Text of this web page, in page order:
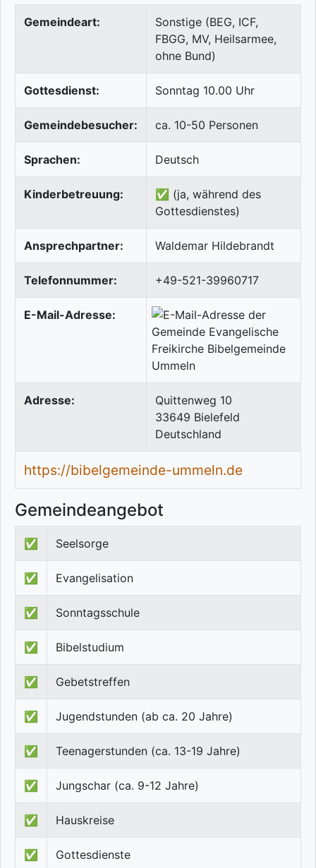
Gemeindeart:
Sonstige (BEG, ICF,
FBGG, MV, Heilsarmee,
ohne Bund)
Gottesdienst: Sonntag 10.00 Uhr
Gemeindebesucher: ca. 10-50 Personen
Sprachen: Deutsch
Kinderbetreuung:
✅ (ja, während des
Gottesdienstes)
Ansprechpartner: Waldemar Hildebrandt
Telefonnummer: +49-521-39960717
E-Mail-Adresse:
Adresse:
Quittenweg 10
33649 Bielefeld
Deutschland
https://bibelgemeinde-ummeln.de
Gemeindeangebot
✅ Seelsorge
✅ Evangelisation
✅ Sonntagsschule
✅ Bibelstudium
✅ Gebetstreffen
✅ Jugendstunden (ab ca. 20 Jahre)
✅ Teenagerstunden (ca. 13-19 Jahre)
✅ Jungschar (ca. 9-12 Jahre)
✅ Hauskreise
✅ Gottesdienste